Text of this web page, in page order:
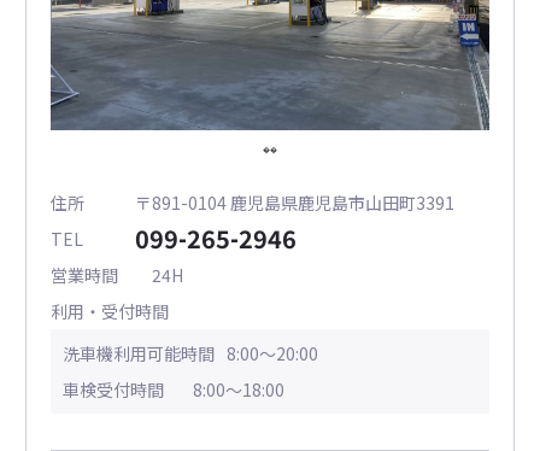
住所
〒891-0104 鹿児島県鹿児島市山田町3391
TEL
099-265-2946
営業時間
24H
利用・受付時間
洗車機利用可能時間 8:00～20:00
車検受付時間
8:00～18:00